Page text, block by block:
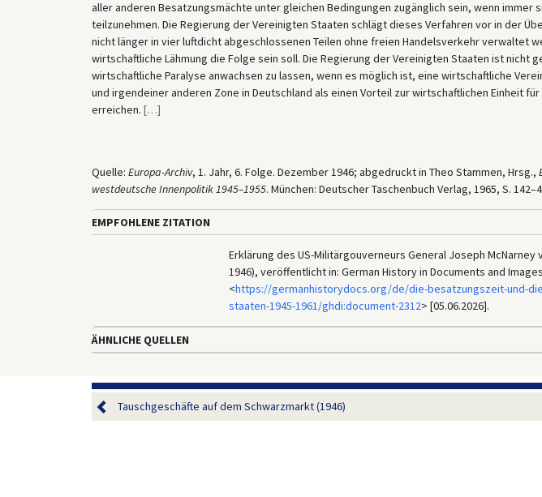
aller anderen Besatzungsmächte unter gleichen Bedingungen zugänglich sein, wenn immer
teilzunehmen. Die Regierung der Vereinigten Staaten schlägt dieses Verfahren vor in der
nicht länger in vier luftdicht abgeschlossenen Teilen ohne freien Handelsverkehr verwaltet
wirtschaftliche Lähmung die Folge sein soll. Die Regierung der Vereinigten Staaten ist nicht
wirtschaftliche Paralyse anwachsen zu lassen, wenn es möglich ist, eine wirtschaftliche
und irgendeiner anderen Zone in Deutschland als einen Vorteil zur wirtschaftlichen Einheit für
erreichen. […]
Quelle: Europa-Archiv, 1. Jahr, 6. Folge. Dezember 1946; abgedruckt in Theo Stammen, Hrsg.,
westdeutsche Innenpolitik 1945–1955. München: Deutscher Taschenbuch Verlag, 1965, S.
EMPFOHLENE ZITATION
Erklärung des US-Militärgouverneurs General Joseph McNarney
1946), veröffentlicht in: German History in Documents and
<https://germanhistorydocs.org/de/die-besatzungszeit-und-
staaten-1945-1961/ghdi:document-2312> [05.06.2026].
ÄHNLICHE QUELLEN
Tauschgeschäfte auf dem Schwarzmarkt (1946)